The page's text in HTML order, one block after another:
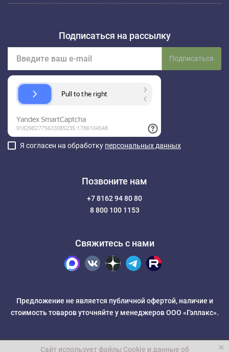
Подписаться на рассылку
Подписаться
Я согласен на обработку персональных данных
Позвоните нам
+7 8162 94 80 80
8 800 100 1153
Свяжитесь с нами
Предложение не является публичной офертой, наличие и
стоимость товаров уточняйте у менеджеров ООО «Гэллакс».
Сайт использует файлы Cookie и данные об